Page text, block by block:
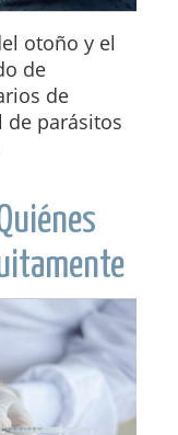
otoño y el
de
de
de parásitos